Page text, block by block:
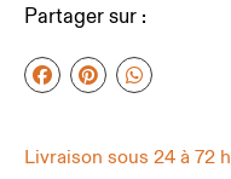
Partager sur :
Livraison sous 24 à 72 h